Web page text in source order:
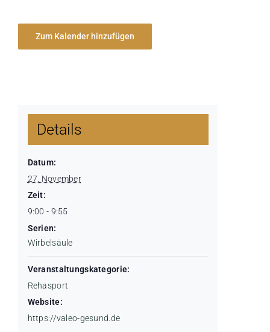
Zum Kalender hinzufügen
Details
Datum:
27. November
Zeit:
9:00 - 9:55
Serien:
Wirbelsäule
Veranstaltungskategorie:
Rehasport
Website:
https://valeo-gesund.de